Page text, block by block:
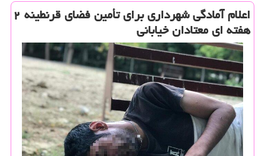
اعلام آمادگی شهرداری برای تأمین فضای قرنطینه ۲
هفته ای معتادان خیابانی